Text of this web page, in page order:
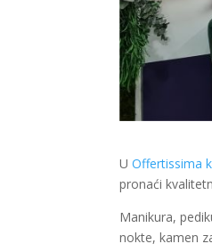
UOffertissima
pronaći
Manikura,
nokte, kamen